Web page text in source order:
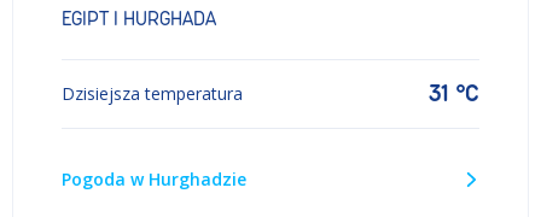
EGIPT I HURGHADA
Dzisiejsza temperatura 31 °C
Pogoda w Hurghadzie